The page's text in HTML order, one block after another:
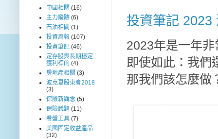
投資筆記 2023
2023年是一年
即使如此：我們
那我們該怎麼做
中國相關 (16)
主力蹤跡 (6)
石油相關 (1)
投資周報 (107)
投資筆記 (46)
定存股與長期穩定
獲利標的 (4)
房地產相關 (3)
波克夏股東會2018
(3)
保險新觀念 (5)
保險議題 (11)
看盤工具 (7)
美國固定收益產品
(32)